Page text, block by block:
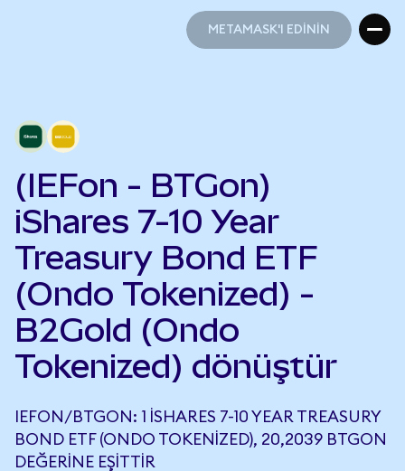
METAMASK'I EDİNİN
(IEFon - BTGon)
iShares 7-10 Year
Treasury Bond ETF
(Ondo Tokenized) -
B2Gold (Ondo
Tokenized) dönüştür
IEFON/BTGON: 1 ISHARES 7-10 YEAR TREASURY
BOND ETF (ONDO TOKENIZED), 20,2039 BTGON
DEĞERINE EŞITTIR